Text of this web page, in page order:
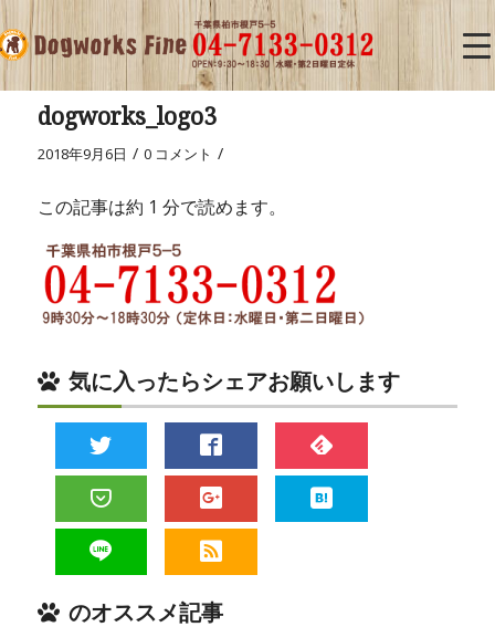
dogworks_logo3
2018年9月6日 / 0 コメント /
この記事は約 1 分で読めます。
気に入ったらシェアお願いします
Facebook
Google+
のオススメ記事